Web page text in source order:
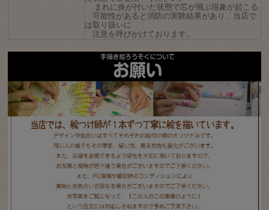
まれに炎が付いた状態で芯が飛ぶ現象が起こる
可能性があると消防の実験結果があり、当店で
は取り扱いに
注意を呼びかけております。